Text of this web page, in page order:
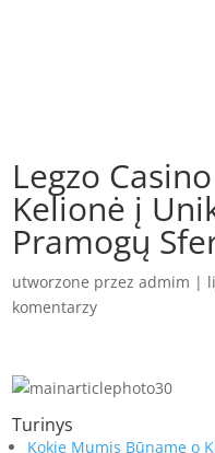
Legzo
Kelionė į
Pramogų
utworzone przezadmim |
komentarzy
Turinys
Kokie Mumis Būname o